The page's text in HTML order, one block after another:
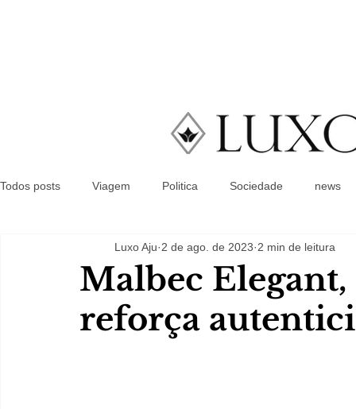
Todos posts Viagem Politica Sociedade news
Malbec
reforça
Luxo Aju 2 de ago. de 2023 2 min de leitura